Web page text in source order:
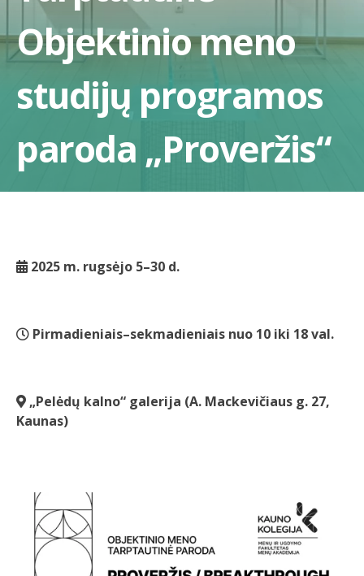
Objektinio meno
studijų programos
paroda „Proveržis“
2025 m. rugsėjo 5–30 d.
Pirmadieniais–sekmadieniais nuo 10 iki 18 val.
„Pelėdų kalno“ galerija (A. Mackevičiaus g. 27,
Kaunas)